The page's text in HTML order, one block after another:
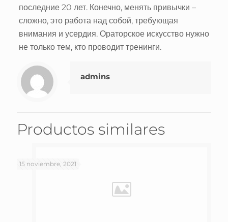
последние 20 лет. Конечно, менять привычки –
сложно, это работа над собой, требующая
внимания и усердия. Ораторское искусство нужно
не только тем, кто проводит тренинги.
admins
Productos similares
15 noviembre, 2021